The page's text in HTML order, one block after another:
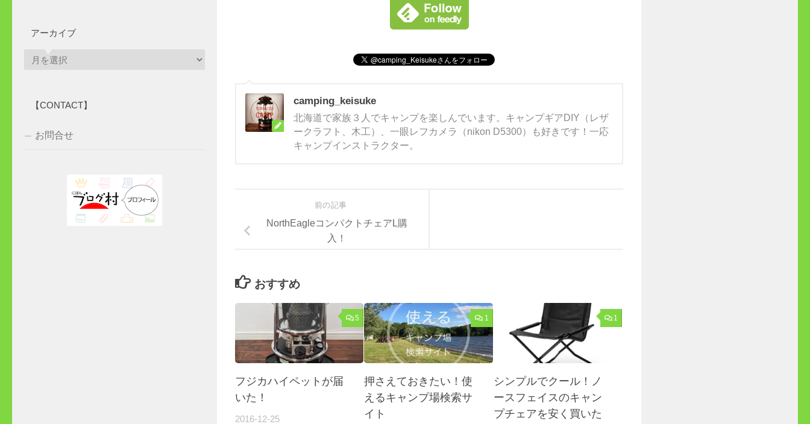
camping_keisuke
北海道で家族３人でキャンプを楽しんでいます。キャンプギアDIY（レザ
ークラフト、木工）、一眼レフカメラ（nikon D5300）も好きです！一応
キャンプインストラクター。
前の記事
NorthEagleコンパクトチェアL購
入！
おすすめ
5
フジカハイペットが届
いた！
2016-12-25
1
押さえておきたい！使
えるキャンプ場検索サ
イト
1
シンプルでクール！ノ
ースフェイスのキャン
プチェアを安く買いた
アーカイブ
【CONTACT】
お問合せ